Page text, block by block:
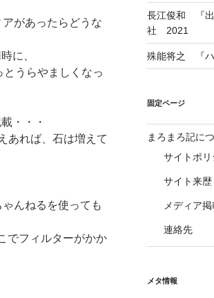
があったらどうな
に、
うらやましくなっ
・・・
あれば、石は増えて
んねるを使っても
でフィルターがかか
長江俊和 『
社 2021
殊能将之 『
固定ページ
まろまろ記に
サイトポリ
サイト来歴
メディア
連絡先
メタ情報